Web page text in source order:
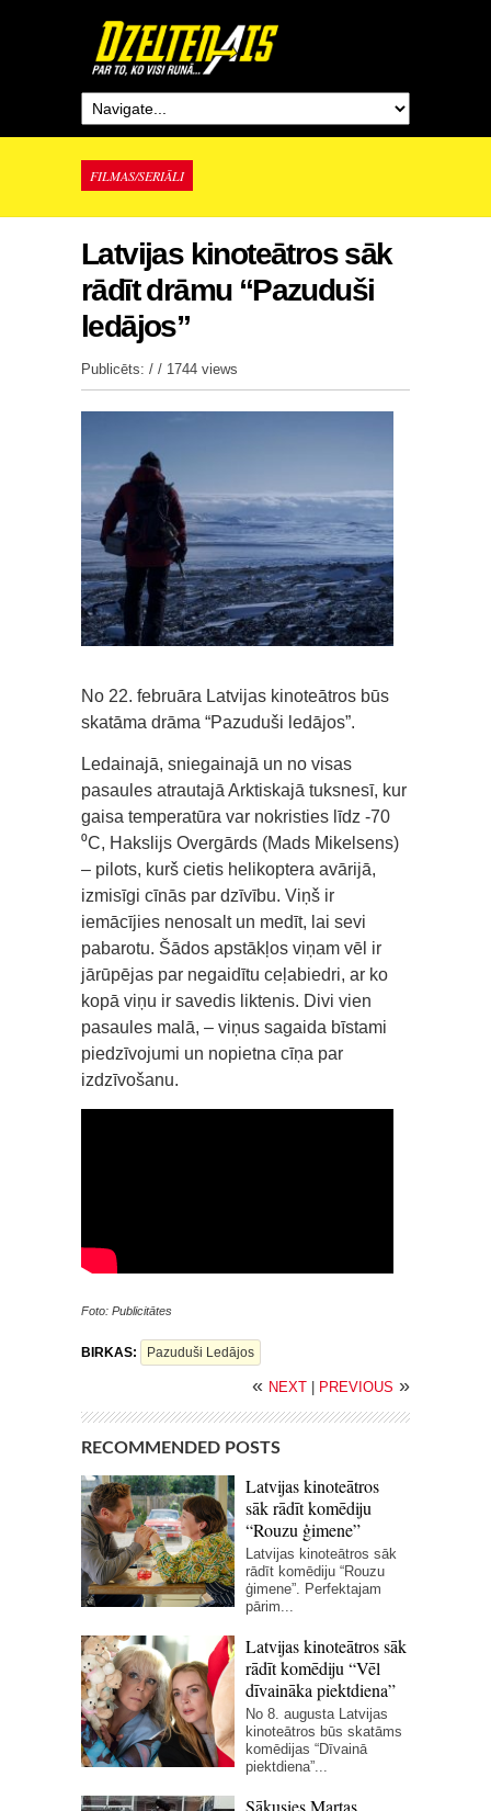
FILMAS/SERIĀLI
Latvijas kinoteātros sāk
rādīt drāmu “Pazuduši
ledājos”
Publicēts: / / 1744 views
No 22. februāra Latvijas kinoteātros būs
skatāma drāma “Pazuduši ledājos”.
Ledainajā, sniegainajā un no visas
pasaules atrautajā Arktiskajā tuksnesī, kur
gaisa temperatūra var nokristies līdz -70
⁰С, Hakslijs Overgārds (Mads Mikelsens)
– pilots, kurš cietis helikoptera avārijā,
izmisīgi cīnās par dzīvību. Viņš ir
iemācījies nenosalt un medīt, lai sevi
pabarotu. Šādos apstākļos viņam vēl ir
jārūpējas par negaidītu ceļabiedri, ar ko
kopā viņu ir savedis liktenis. Divi vien
pasaules malā, – viņus sagaida bīstami
piedzīvojumi un nopietna cīņa par
izdzīvošanu.
Foto: Publicitātes
BIRKAS: Pazuduši Ledājos
« NEXT PREVIOUS »
RECOMMENDED POSTS
Latvijas kinoteātros
sāk rādīt komēdiju
“Rouzu ģimene”
Latvijas kinoteātros sāk
rādīt komēdiju “Rouzu
ģimene”. Perfektajam
pārim...
Latvijas kinoteātros sāk
rādīt komēdiju “Vēl
dīvaināka piektdiena”
No 8. augusta Latvijas
kinoteātros būs skatāms
komēdijas “Dīvainā
piektdiena”...
Sākusies Martas